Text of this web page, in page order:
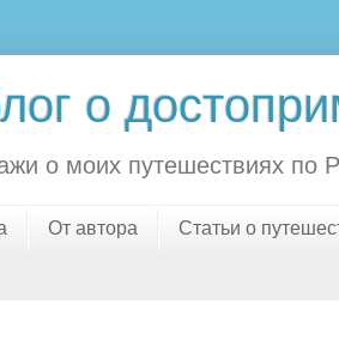
о
о моих путешествиях по
От автора Статьи о